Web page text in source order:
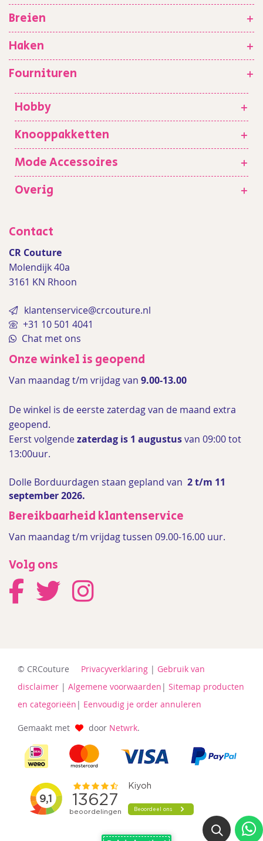
Breien
+
Haken
+
Fournituren
+
Hobby
+
Knooppakketten
+
Mode Accessoires
+
Overig
+
Contact
CR Couture
Molendijk 40a
3161 KN Rhoon
klantenservice@crcouture.nl
+31 10 501 4041
Chat met ons
Onze winkel is geopend
Van maandag t/m vrijdag van 9.00-13.00
De winkel is de eerste zaterdag van de maand extra
geopend.
Eerst volgendezaterdag is 1 augustusvan 09:00 tot
13:00uur.
Dolle Borduurdagen staan gepland van 2 t/m 11
september 2026.
Bereikbaarheid klantenservice
Van maandag t/m vrijdag tussen 09.00-16.00 uur.
Volg ons
© CRCouture Privacyverklaring | Gebruik van
disclaimer | Algemene voorwaarden | Sitemap producten
en categorieën | Eenvoudig je order annuleren
Gemaakt met door Netwrk.